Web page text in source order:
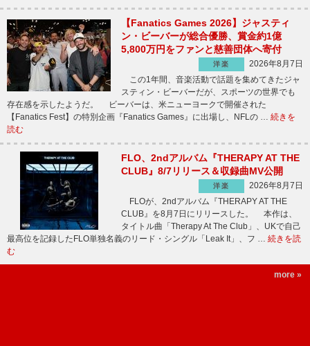
【Fanatics Games 2026】ジャスティ
ン・ビーバーが総合優勝、賞金約1億
5,800万円をファンと慈善団体へ寄付
洋楽
2026年8月7日
この1年間、音楽活動で話題を集めてきたジャ
スティン・ビーバーだが、スポーツの世界でも
存在感を示したようだ。 ビーバーは、米ニューヨークで開催された
【Fanatics Fest】の特別企画『Fanatics Games』に出場し、NFLの … 続きを
読む
FLO、2ndアルバム『THERAPY AT THE
CLUB』8/7リリース＆収録曲MV公開
洋楽
2026年8月7日
FLOが、2ndアルバム『THERAPY AT THE
CLUB』を8月7日にリリースした。 本作は、
タイトル曲「Therapy At The Club」、UKで自己
最高位を記録したFLO単独名義のリード・シングル「Leak It」、フ … 続きを読
む
more »